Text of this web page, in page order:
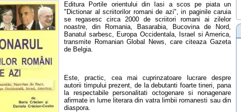
Editura Portile orientului din Iasi a scos pe piata un
"Dictionar al scriitorilor romani de azi", in paginile caruia
se regasesc circa 2000 de scriitori romani ai zilelor
noastre, din Romania, Basarabia, Bucovina de Nord,
Banatul sarbesc, Europa Occidentala, Israel si America,
transmite Romanian Global News, care citeaza Gazeta
de Belgia.
Este, practic, cea mai cuprinzatoare lucrare despre
autorii timpului prezent, de la debutanti foarte tineri, pana
la respectabile personalitati octogenare si nonagenare
afirmate in lume literara din vatra limbii romanesti sau din
diaspora.